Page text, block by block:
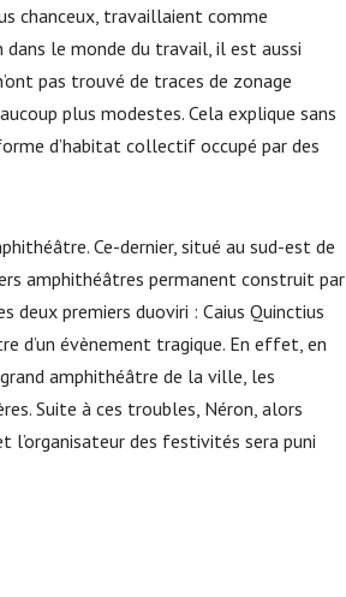
chanceux, travaillaient comme
dans le monde du travail, il est aussi
pas trouvé de traces de zonage
plus modestes. Cela explique sans
d’habitat collectif occupé par des
Ce-dernier, situé au sud-est de
amphithéâtres permanent construit par
deux premiers duoviri : Caius Quinctius
d’un évènement tragique. En effet, en
amphithéâtre de la ville, les
Suite à ces troubles, Néron, alors
l’organisateur des festivités sera puni